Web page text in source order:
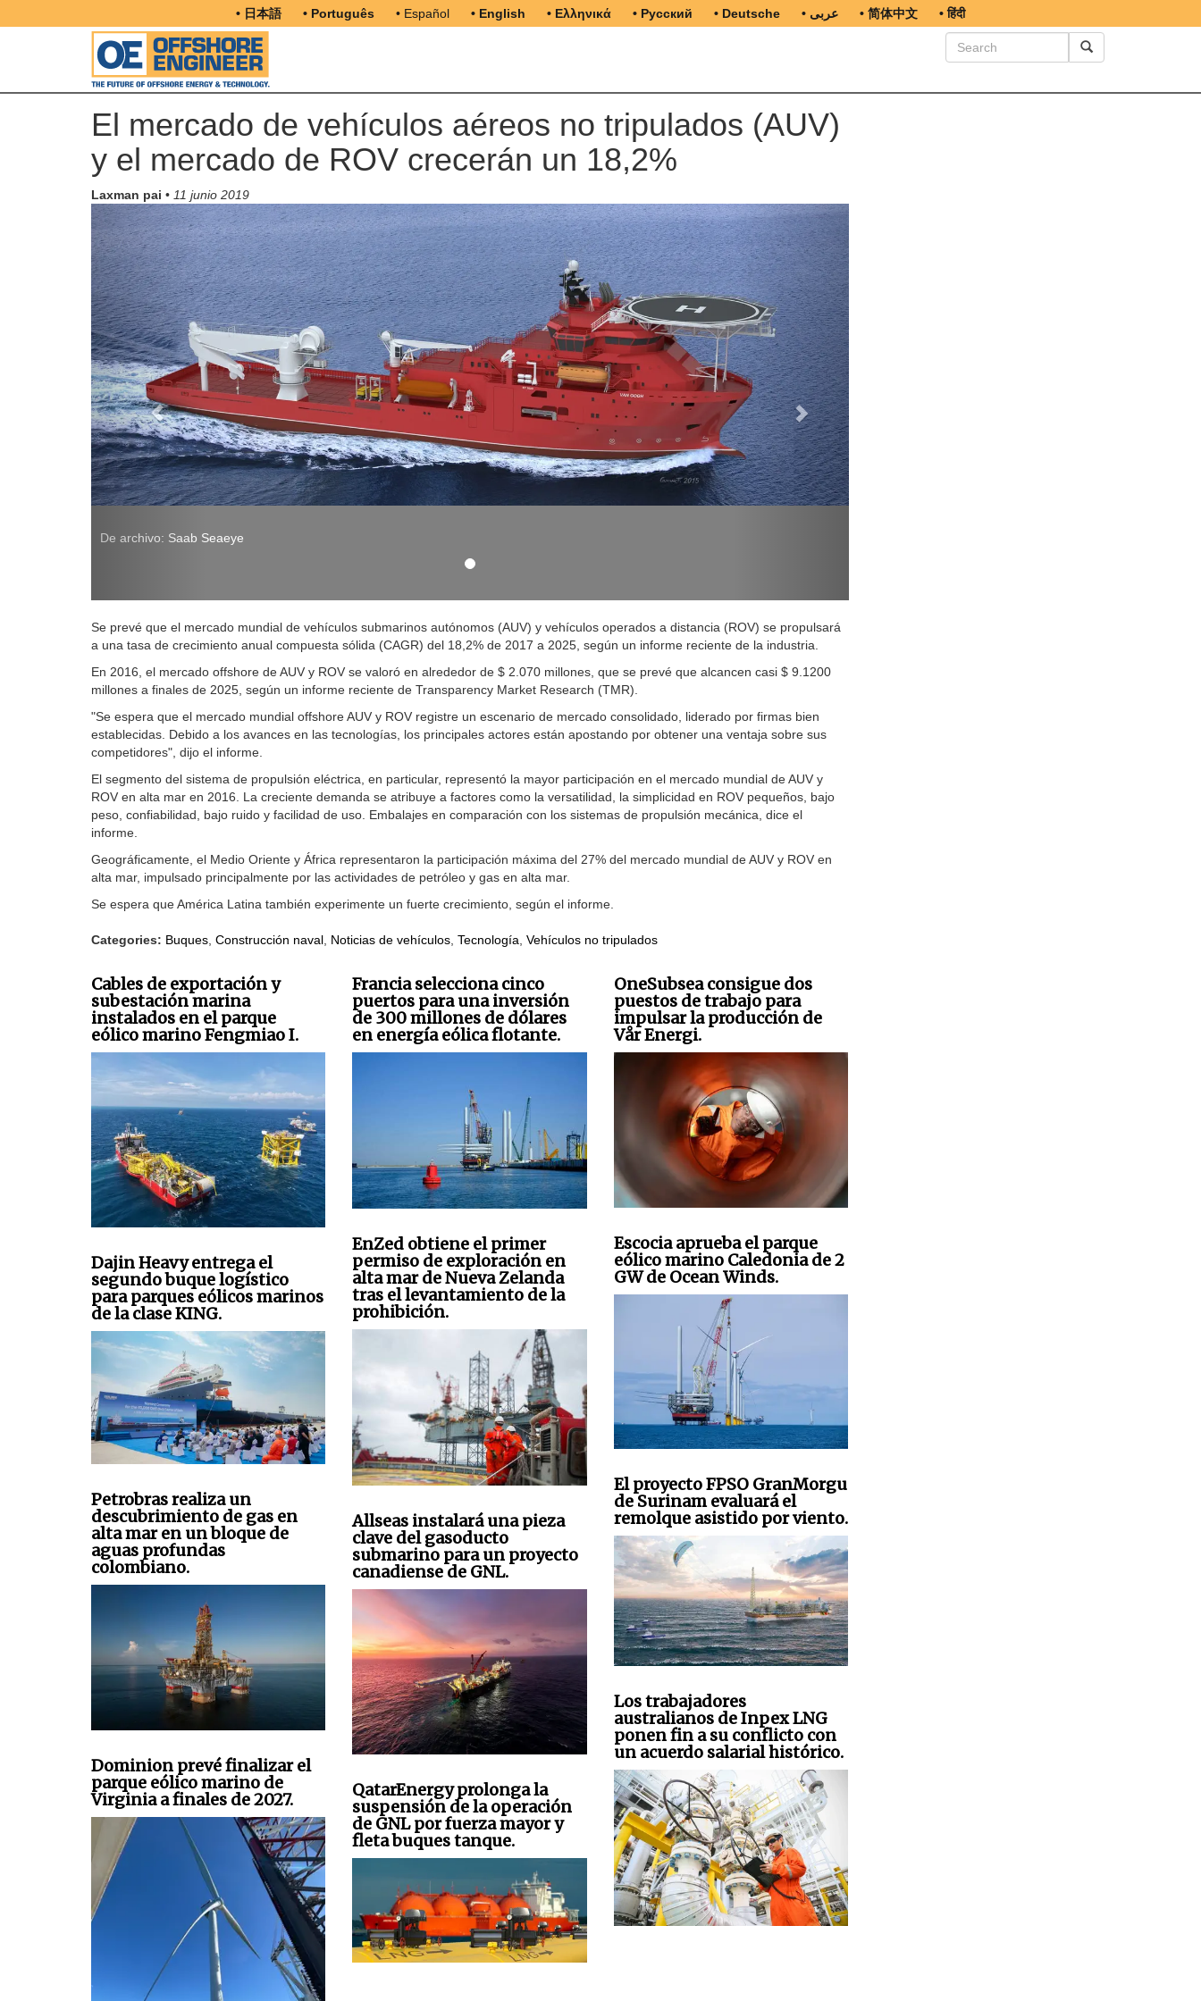
• 日本語 • Português • Español • English • Ελληνικά • Русский • Deutsche • عربى • 简体中文 • हिंदी
El mercado de vehículos aéreos no tripulados (AUV)
y el mercado de ROV crecerán un 18,2%
Laxman pai • 11 junio 2019
De archivo: Saab Seaeye
Previous Next
Se prevé que el mercado mundial de vehículos submarinos autónomos (AUV) y vehículos operados a distancia (ROV) se propulsará
a una tasa de crecimiento anual compuesta sólida (CAGR) del 18,2% de 2017 a 2025, según un informe reciente de la industria.
En 2016, el mercado offshore de AUV y ROV se valoró en alrededor de $ 2.070 millones, que se prevé que alcancen casi $ 9.1200
millones a finales de 2025, según un informe reciente de Transparency Market Research (TMR).
"Se espera que el mercado mundial offshore AUV y ROV registre un escenario de mercado consolidado, liderado por firmas bien
establecidas. Debido a los avances en las tecnologías, los principales actores están apostando por obtener una ventaja sobre sus
competidores", dijo el informe.
El segmento del sistema de propulsión eléctrica, en particular, representó la mayor participación en el mercado mundial de AUV y
ROV en alta mar en 2016. La creciente demanda se atribuye a factores como la versatilidad, la simplicidad en ROV pequeños, bajo
peso, confiabilidad, bajo ruido y facilidad de uso. Embalajes en comparación con los sistemas de propulsión mecánica, dice el
informe.
Geográficamente, el Medio Oriente y África representaron la participación máxima del 27% del mercado mundial de AUV y ROV en
alta mar, impulsado principalmente por las actividades de petróleo y gas en alta mar.
Se espera que América Latina también experimente un fuerte crecimiento, según el informe.
Categories: Buques Construcción naval Noticias de vehículos Tecnología Vehículos no tripulados
Cables de exportación y
subestación marina
instalados en el parque
eólico marino Fengmiao I.
Dajin Heavy entrega el
segundo buque logístico
para parques eólicos marinos
de la clase KING.
Petrobras realiza un
descubrimiento de gas en
alta mar en un bloque de
aguas profundas
colombiano.
Dominion prevé finalizar el
parque eólico marino de
Virginia a finales de 2027.
Francia selecciona cinco
puertos para una inversión
de 300 millones de dólares
en energía eólica flotante.
EnZed obtiene el primer
permiso de exploración en
alta mar de Nueva Zelanda
tras el levantamiento de la
prohibición.
Allseas instalará una pieza
clave del gasoducto
submarino para un proyecto
canadiense de GNL.
QatarEnergy prolonga la
suspensión de la operación
de GNL por fuerza mayor y
fleta buques tanque.
OneSubsea consigue dos
puestos de trabajo para
impulsar la producción de
Vår Energi.
Escocia aprueba el parque
eólico marino Caledonia de 2
GW de Ocean Winds.
El proyecto FPSO GranMorgu
de Surinam evaluará el
remolque asistido por viento.
Los trabajadores
australianos de Inpex LNG
ponen fin a su conflicto con
un acuerdo salarial histórico.